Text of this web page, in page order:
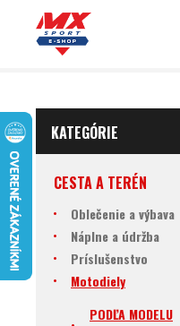
KATEGÓRIE
CESTA A TERÉN
Oblečenie a výbava
Náplne a údržba
Príslušenstvo
Motodiely
PODĽA MODELU